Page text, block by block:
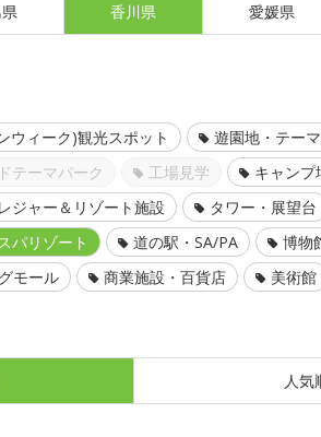
香川県 愛媛県
ウィーク)観光スポット
遊園地・テー
テーマパーク 工場見学
キャン
ジャー＆リゾート施設 タワー・展望台
パリゾート 道の駅・SA/PA
博物
モール
商業施設・百貨店 美術館
人気